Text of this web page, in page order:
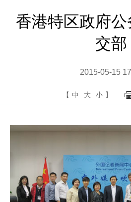
香港特区政府
交部
2015-05-15
【 中 大 小 】